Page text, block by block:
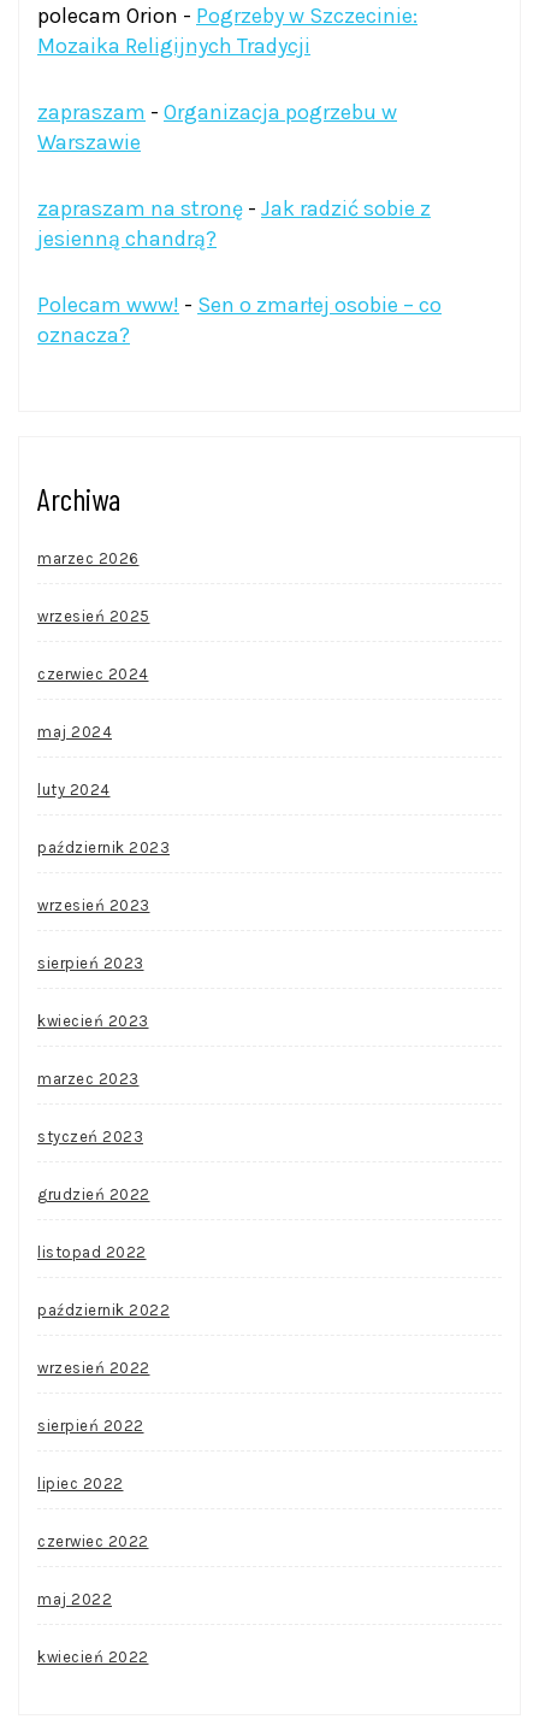
polecam Orion - Pogrzeby w Szczecinie:
Mozaika Religijnych Tradycji
zapraszam - Organizacja pogrzebu w
Warszawie
zapraszam na stronę - Jak radzić sobie z
jesienną chandrą?
Polecam www! - Sen o zmarłej osobie – co
oznacza?
Archiwa
marzec 2026
wrzesień 2025
czerwiec 2024
maj 2024
luty 2024
październik 2023
wrzesień 2023
sierpień 2023
kwiecień 2023
marzec 2023
styczeń 2023
grudzień 2022
listopad 2022
październik 2022
wrzesień 2022
sierpień 2022
lipiec 2022
czerwiec 2022
maj 2022
kwiecień 2022